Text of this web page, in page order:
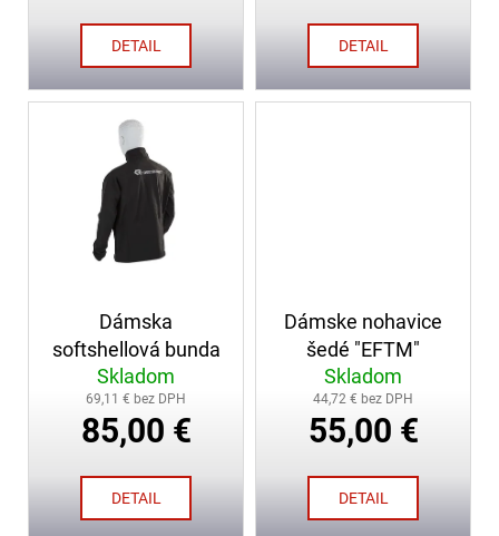
v DETAIL DETAIL
Dámska
softshellová bunda
Skladom
69,11 € bez DPH
85,00 €
DETAIL
Dámske nohavice
šedé "EFTM"
Skladom
44,72 € bez DPH
55,00 €
DETAIL
m
ZÁSAHOVÁ
TECHNOLEN
129,70